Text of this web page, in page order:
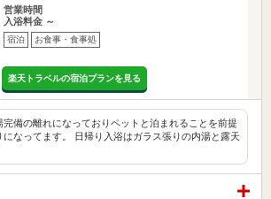
営業時間
入浴料金 ～
宿泊 お食事・食事処
楽天トラベルの宿泊プランを見る
完備の離れになっておりペットと泊まれることを前提
になってます。 日帰り入浴はガラス張りの内湯と露天